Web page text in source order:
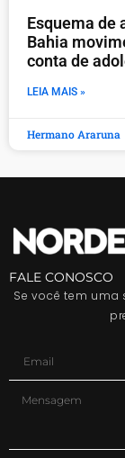
Esquema de
Bahia
conta de
LEIA MAIS »
Hermano Araruna
FALE CONOSCO
Se você tem